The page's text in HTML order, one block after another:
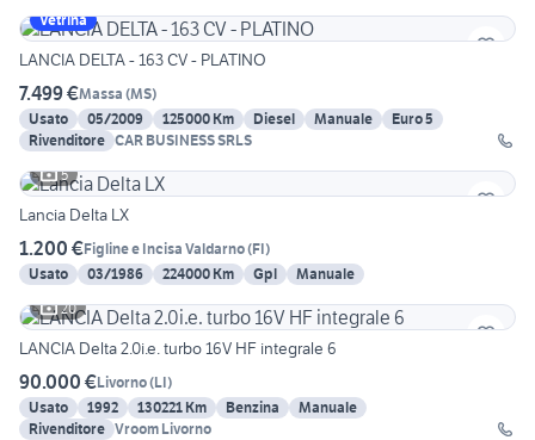
Vetrina
LANCIA DELTA - 163 CV - PLATINO
7.499 €Massa (MS)
Usato
05/2009 125000 Km Diesel Manuale
Euro 5
Rivenditore CAR BUSINESS SRLS
5
Lancia Delta LX
1.200 €Figline e Incisa Valdarno(FI)
Usato
03/1986 224000 Km Gpl
Manuale
20
LANCIA Delta 2.0i.e. turbo 16V HF integrale 6
90.000 €Livorno(LI)
Usato
1992 130221 Km Benzina
Manuale
Rivenditore Vroom Livorno